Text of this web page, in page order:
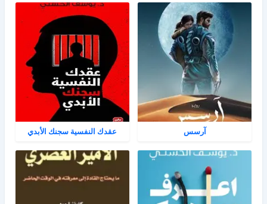
آرسس عقدك النفسية سجنك الأبدي